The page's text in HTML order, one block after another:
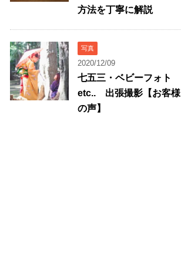
方法を丁寧に解説
写真
2020/12/09
七五三・ベビーフォト
etc.. 出張撮影【お客様
の声】